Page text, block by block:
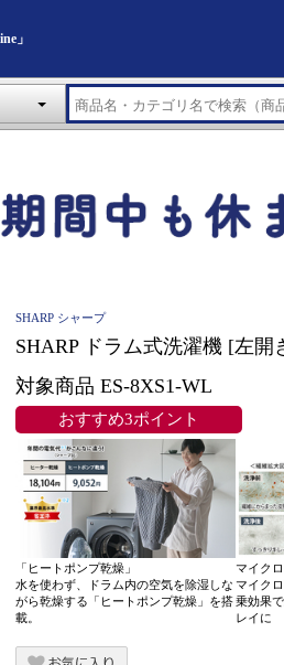
」
SHARP シャープ
SHARP ドラム式洗濯機 [左
対象商品 ES-8XS1-WL
おすすめ3ポイント
「ヒートポンプ乾燥」
水を使わず、ドラム内の空気を除湿しな
がら乾燥する「ヒートポンプ乾燥」を搭
載。
マイク
マイク
乗効果
レイに